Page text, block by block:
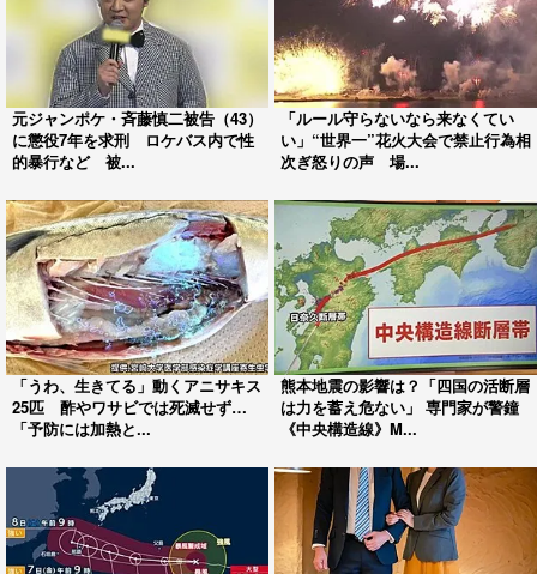
元ジャンポケ・斉藤慎二被告（43）
に懲役7年を求刑 ロケバス内で性
的暴行など 被...
「ルール守らないなら来なくてい
い」“世界一”花火大会で禁止行為相
次ぎ怒りの声 場...
「うわ、生きてる」動くアニサキス
25匹 酢やワサビでは死滅せず…
「予防には加熱と...
熊本地震の影響は？「四国の活断層
は力を蓄え危ない」 専門家が警鐘
《中央構造線》M...